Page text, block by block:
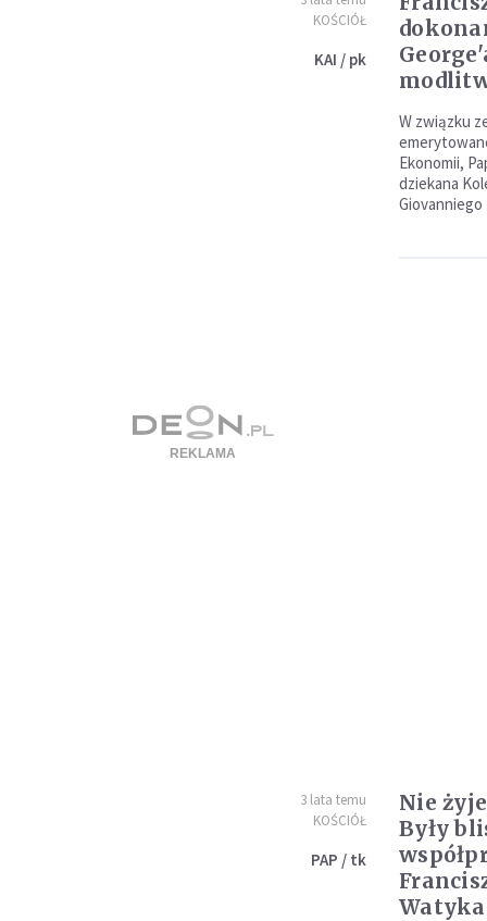
KOŚCIÓŁ
KAI / pk
W związku
Ekonomii,
dziekana
3 lata temu
KOŚCIÓŁ
PAP / tk
Nie
Były